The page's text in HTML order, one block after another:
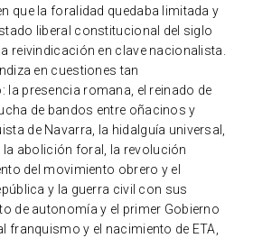
que la foralidad quedaba limitada y
liberal constitucional del siglo
reivindicación en clave nacionalista.
en cuestiones tan
presencia romana, el reinado de
de bandos entre oñacinos y
de Navarra, la hidalguía universal,
abolición foral, la revolución
del movimiento obrero y el
y la guerra civil con sus
de autonomía y el primer Gobierno
y el nacimiento de ETA,